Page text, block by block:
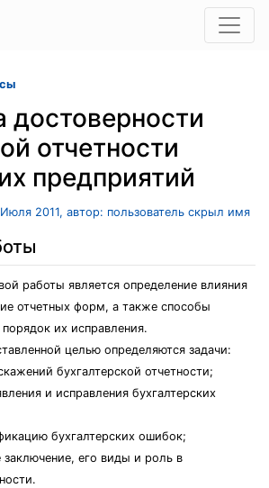
отчетности
предприятий
2011, автор: пользователь скрыл имя
работы является определение влияния
отчетных форм, а также способы
их исправления.
целью определяются задачи:
бухгалтерской отчетности;
и исправления бухгалтерских
бухгалтерских ошибок;
заключение, его виды и роль в